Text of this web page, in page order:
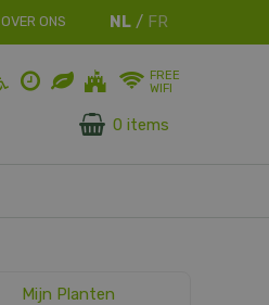
OVER ONS
FREE
WIFI
0 items
Mijn Planten